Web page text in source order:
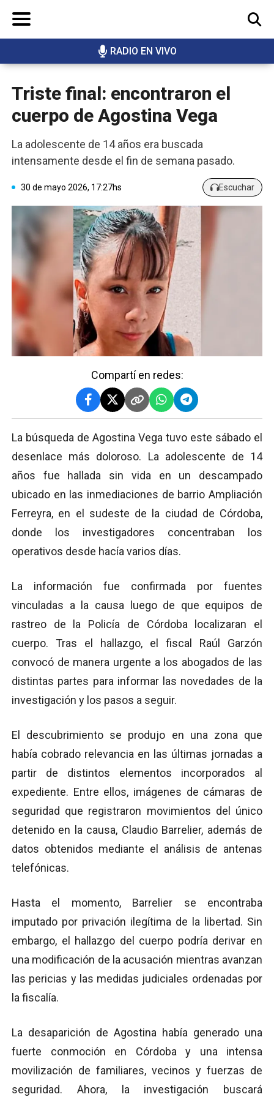
RADIO EN VIVO
BUSCAR
Triste final: encontraron el
cuerpo de Agostina Vega
La adolescente de 14 años era buscada
intensamente desde el fin de semana pasado.
30 de mayo 2026, 17:27hs Escuchar
Compartí en redes:
La búsqueda de Agostina Vega tuvo este sábado el
desenlace más doloroso. La adolescente de 14
años fue hallada sin vida en un descampado
ubicado en las inmediaciones de barrio Ampliación
Ferreyra, en el sudeste de la ciudad de Córdoba,
donde los investigadores concentraban los
operativos desde hacía varios días.
La información fue confirmada por fuentes
vinculadas a la causa luego de que equipos de
rastreo de la Policía de Córdoba localizaran el
cuerpo. Tras el hallazgo, el fiscal Raúl Garzón
convocó de manera urgente a los abogados de las
distintas partes para informar las novedades de la
investigación y los pasos a seguir.
El descubrimiento se produjo en una zona que
había cobrado relevancia en las últimas jornadas a
partir de distintos elementos incorporados al
expediente. Entre ellos, imágenes de cámaras de
seguridad que registraron movimientos del único
detenido en la causa, Claudio Barrelier, además de
datos obtenidos mediante el análisis de antenas
telefónicas.
Hasta el momento, Barrelier se encontraba
imputado por privación ilegítima de la libertad. Sin
embargo, el hallazgo del cuerpo podría derivar en
una modificación de la acusación mientras avanzan
las pericias y las medidas judiciales ordenadas por
la fiscalía.
La desaparición de Agostina había generado una
fuerte conmoción en Córdoba y una intensa
movilización de familiares, vecinos y fuerzas de
seguridad. Ahora, la investigación buscará